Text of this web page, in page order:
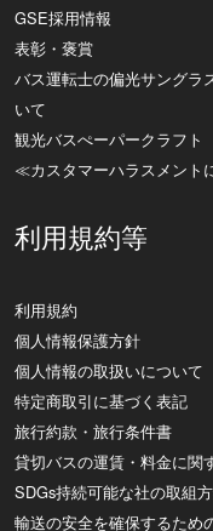
GSE採用情報
表彰・褒賞
バス運転士の偏光サングラ
いて
観光バスぺーパークラフト
≪カスタマーハラスメント
利用規約等
利用規約
個人情報保護方針
個人情報の取扱いについて
特定商取引に基づく表記
旅行約款・旅行条件書
貸切バスの運賃・料金に関
SDGs持続可能な社の取組
輸送の安全を確保するため